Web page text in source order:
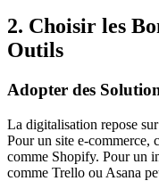
2. Choisir les
Outils
Adopter des
La digitalisation repose
Pour un site e-commerce,
comme Shopify. Pour un
comme Trello ou Asana